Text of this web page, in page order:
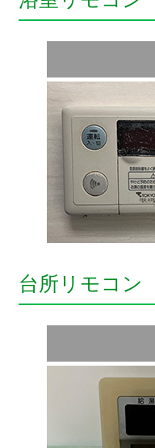
台所リモコン